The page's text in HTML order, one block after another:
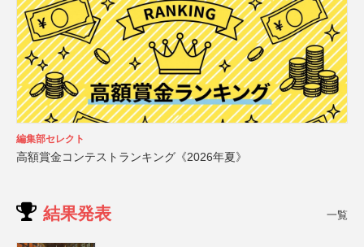
編集部セレクト
高額賞金コンテストランキング《2026年夏》
結果発表 一覧